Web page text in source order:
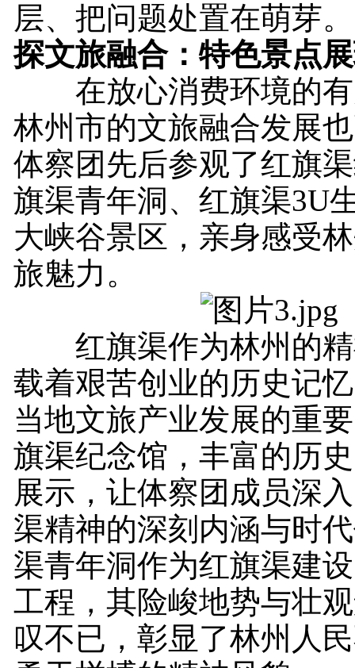
层、把问题处置在萌芽。
探文旅融合：特色景点
在放心消费环境的有
林州市的文旅融合发展
体察团先后参观了红旗
旗渠青年洞、红旗渠3U
大峡谷景区，亲身感受
旅魅力。
红旗渠作为林州的精
载着艰苦创业的历史记
当地文旅产业发展的重
旗渠纪念馆，丰富的历
展示，让体察团成员深
渠精神的深刻内涵与时
渠青年洞作为红旗渠建
工程，其险峻地势与壮
叹不已，彰显了林州人